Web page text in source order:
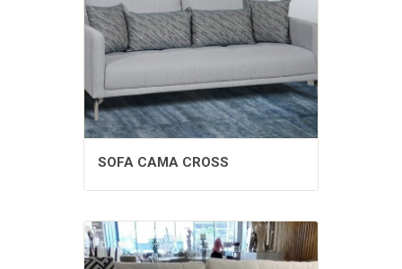
SOFA CAMA CROSS